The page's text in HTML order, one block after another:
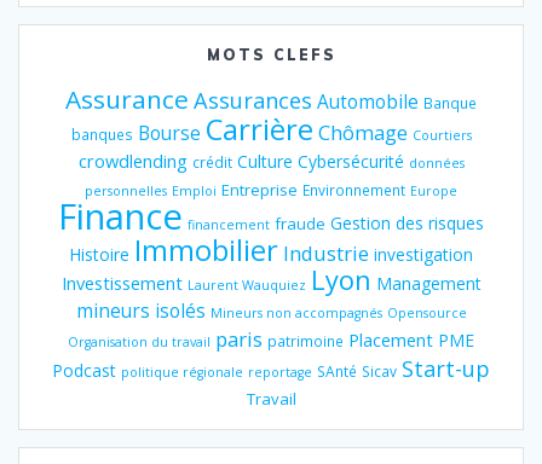
MOTS CLEFS
Assurance Assurances Automobile Banque
banques Bourse Carrière Chômage Courtiers
crowdlending crédit Culture Cybersécurité données
personnelles Emploi Entreprise Environnement Europe
Finance financement fraude Gestion des risques
Histoire Immobilier Industrie investigation
Investissement Laurent Wauquiez Lyon Management
mineurs isolés Mineurs non accompagnés Opensource
Organisation du travail paris patrimoine Placement PME
Podcast politique régionale reportage SAnté Sicav Start-up
Travail